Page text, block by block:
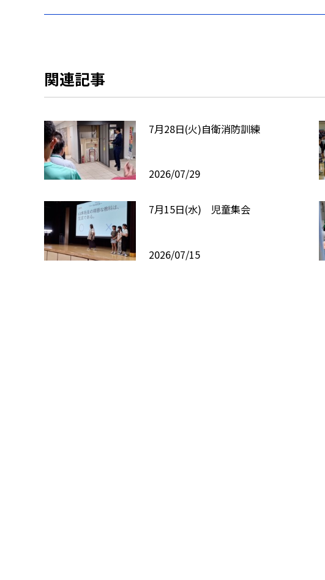
関連記事
7月28日(火)自衛消防訓練
2026/07/29
7月15日(水) 児童集会
2026/07/15